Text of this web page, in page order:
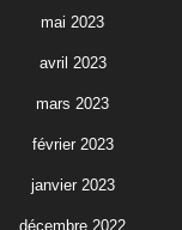
mai 2023
avril 2023
mars 2023
février 2023
janvier 2023
décembre 2022